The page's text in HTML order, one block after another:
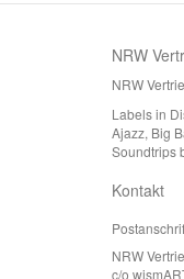
NRW
NRW
Labels in
Ajazz, Big
Soundtrips
Kontakt
NRW
c/o